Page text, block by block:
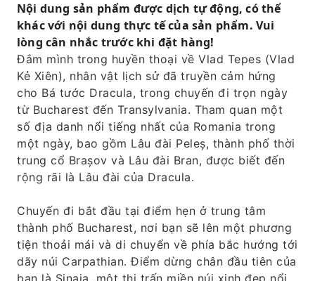
Nội dung sản phẩm được dịch tự động, có thể
khác với nội dung thực tế của sản phẩm. Vui
lòng cân nhắc trước khi đặt hàng!
Đắm mình trong huyền thoại về Vlad Tepes (Vlad
Kẻ Xiên), nhân vật lịch sử đã truyền cảm hứng
cho Bá tước Dracula, trong chuyến đi trọn ngày
từ Bucharest đến Transylvania. Tham quan một
số địa danh nổi tiếng nhất của Romania trong
một ngày, bao gồm Lâu đài Peleș, thành phố thời
trung cổ Brașov và Lâu đài Bran, được biết đến
rộng rãi là Lâu đài của Dracula.
Chuyến đi bắt đầu tại điểm hẹn ở trung tâm
thành phố Bucharest, nơi bạn sẽ lên một phương
tiện thoải mái và di chuyển về phía bắc hướng tới
dãy núi Carpathian. Điểm dừng chân đầu tiên của
bạn là Sinaia, một thị trấn miền núi xinh đẹp nổi